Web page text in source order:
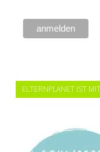
ELTERNPLANET IST